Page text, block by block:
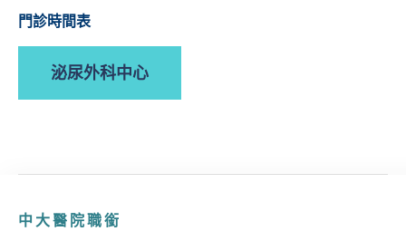
門診時間表
泌尿外科中心
中大醫院職銜